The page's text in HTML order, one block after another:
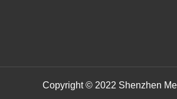
Copyright © 2022 Shenzhen